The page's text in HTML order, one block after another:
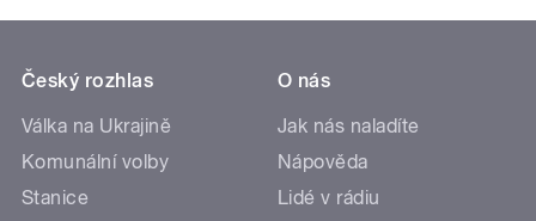
Český rozhlas
Válka na Ukrajině
Komunální volby
Stanice
O nás
Jak nás naladíte
Nápověda
Lidé v rádiu